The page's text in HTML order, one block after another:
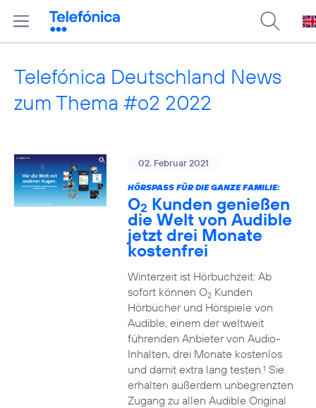
Telefónica Deutschland News
zum Thema #o2 2022
02. Februar 2021
HÖRSPASS FÜR DIE GANZE FAMILIE:
O2 Kunden genießen
die Welt von Audible
jetzt drei Monate
kostenfrei
Winterzeit ist Hörbuchzeit: Ab
sofort können O2Kunden
Hörbücher und Hörspiele von
Audible, einem der weltweit
führenden Anbieter von Audio-
Inhalten, drei Monate kostenlos
und damit extra lang testen.1 Sie
erhalten außerdem unbegrenzten
Zugang zu allen Audible Original